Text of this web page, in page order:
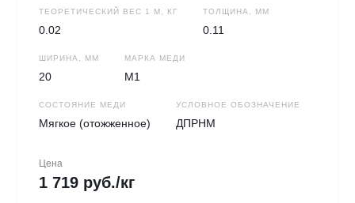
ТЕОРЕТИЧЕСКИЙ ВЕС 1 М, КГ
0.02
ТОЛЩИНА, ММ
0.11
ШИРИНА, ММ
20
МАРКА МЕДИ
М1
СОСТОЯНИЕ МЕДИ
Мягкое (отожженное)
УСЛОВНОЕ ОБОЗНАЧЕНИЕ
ДПРНМ
Цена
1 719 руб./кг